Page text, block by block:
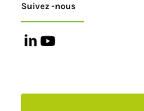
Suivez -nous